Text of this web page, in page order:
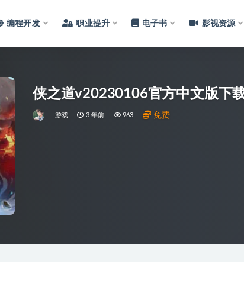
编程开发 职业提升 电子书 影视资源
侠之道v20230106官方中文版下
游戏 3 年前 963 免费